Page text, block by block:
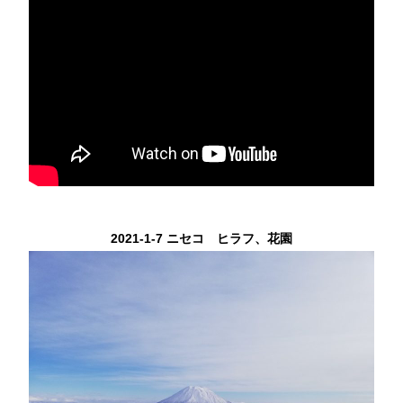
2021-1-7 ニセコ ヒラフ、花園